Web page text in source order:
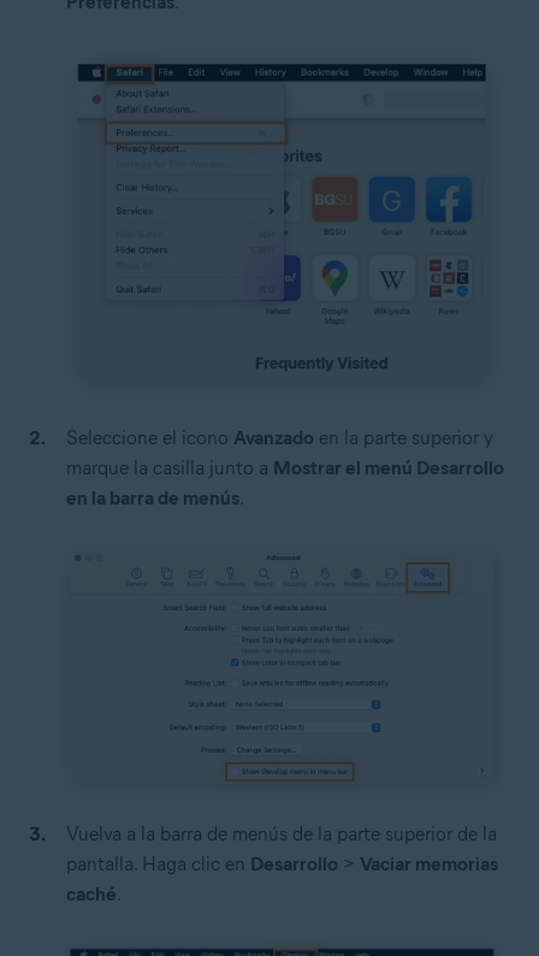
Seleccione el icono Avanzado en la parte superior y
marque la casilla junto a Mostrar el menú Desarrollo
en la barra de menús.
Vuelva a la barra de menús de la parte superior de la
pantalla. Haga clic en Desarrollo > Vaciar memorias
caché.